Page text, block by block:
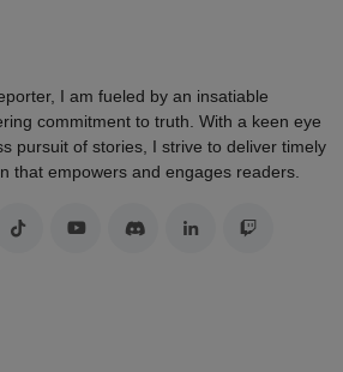
I am fueled by an insatiable
commitment to truth. With a keen eye
pursuit of stories, I strive to deliver timely
that empowers and engages readers.